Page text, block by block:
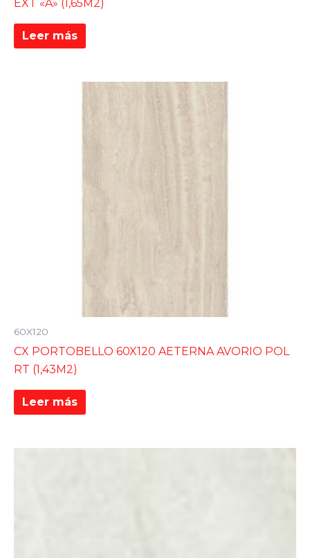
EXT «A» (1,65M2)
Leer más
60X120
CX PORTOBELLO 60X120 AETERNA AVORIO POL
RT (1,43M2)
Leer más